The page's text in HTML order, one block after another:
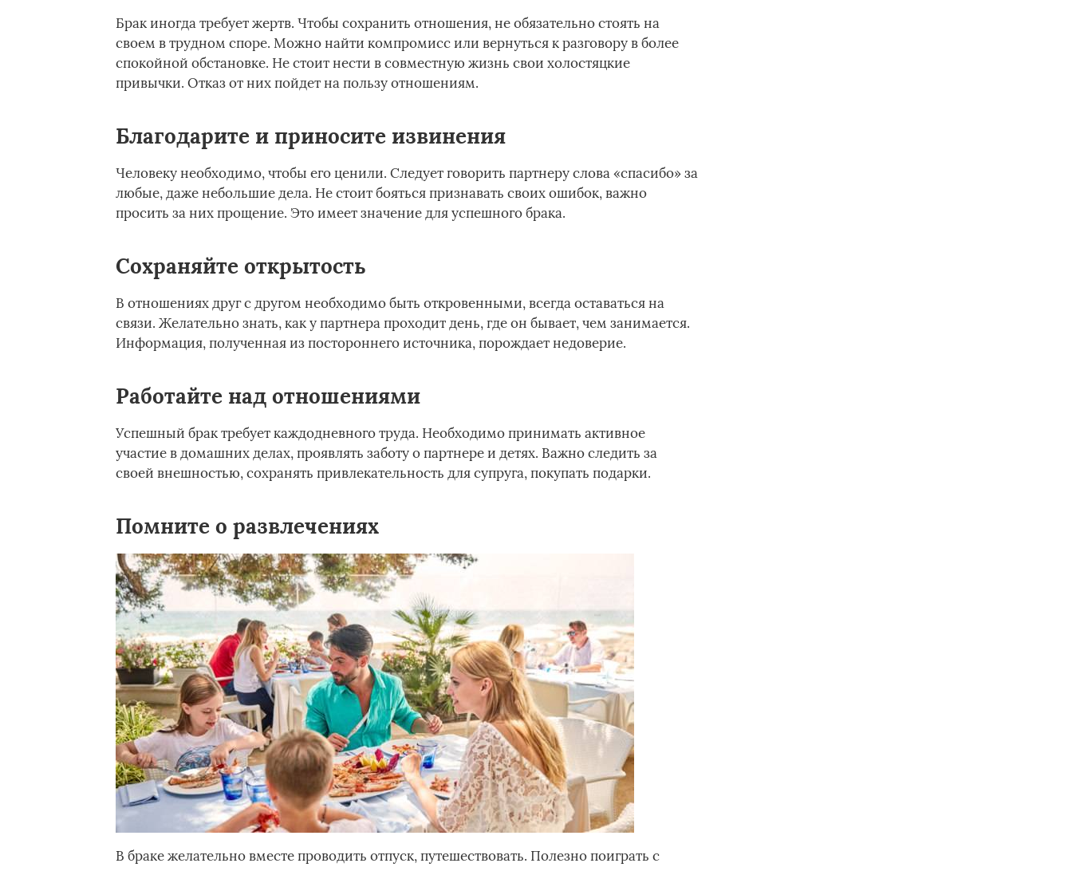
Брак иногда требует жертв. Чтобы сохранить отношения, не обязательно стоять на
своем в трудном споре. Можно найти компромисс или вернуться к разговору в более
спокойной обстановке. Не стоит нести в совместную жизнь свои холостяцкие
привычки. Отказ от них пойдет на пользу отношениям.
Благодарите и приносите извинения
Человеку необходимо, чтобы его ценили. Следует говорить партнеру слова «спасибо» за
любые, даже небольшие дела. Не стоит бояться признавать своих ошибок, важно
просить за них прощение. Это имеет значение для успешного брака.
Сохраняйте открытость
В отношениях друг с другом необходимо быть откровенными, всегда оставаться на
связи. Желательно знать, как у партнера проходит день, где он бывает, чем занимается.
Информация, полученная из постороннего источника, порождает недоверие.
Работайте над отношениями
Успешный брак требует каждодневного труда. Необходимо принимать активное
участие в домашних делах, проявлять заботу о партнере и детях. Важно следить за
своей внешностью, сохранять привлекательность для супруга, покупать подарки.
Помните о развлечениях
В браке желательно вместе проводить отпуск, путешествовать. Полезно поиграть с